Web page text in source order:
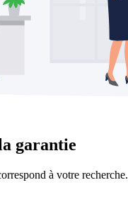
garantie
à votre recherche.